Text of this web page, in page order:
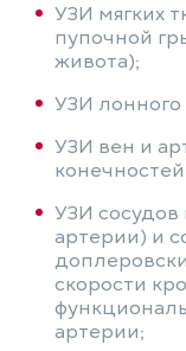
УЗИ мягких
пупочной
живота);
УЗИ
УЗИ вен и
УЗИ
артерии) и
скорости
артерии;